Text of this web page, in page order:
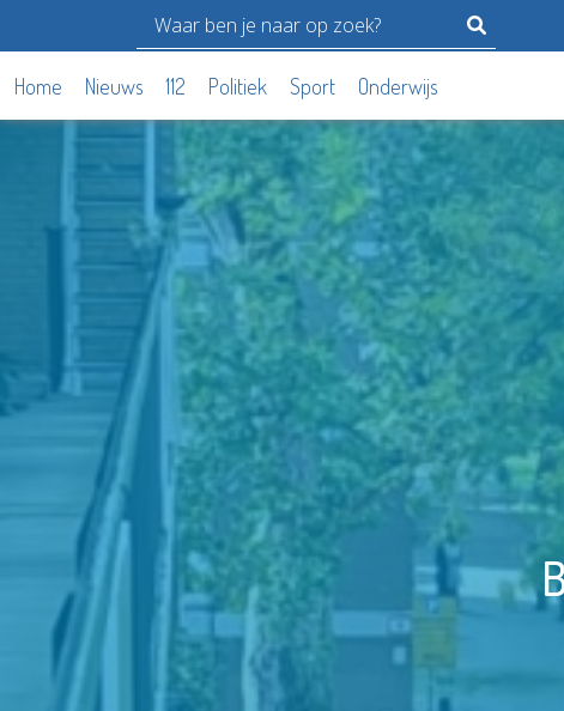
Home Nieuws 112 Politiek Sport Onderwijs